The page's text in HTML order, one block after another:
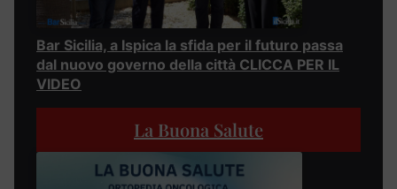
Bar Sicilia, a Ispica la sfida per il futuro passa
dal nuovo governo della città CLICCA PER IL
VIDEO
La Buona Salute